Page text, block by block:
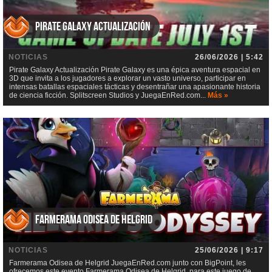
Pirate Galaxy Actualización
NOTICIAS
26/06/2026 | 5:42
Pirate Galaxy Actualización Pirate Galaxy es una épica aventura espacial en
3D que invita a los jugadores a explorar un vasto universo, participar en
intensas batallas espaciales tácticas y desentrañar una apasionante historia
de ciencia ficción. Splitscreen Studios y JuegaEnRed.com... Más »
Farmerama Odisea de Helgrid
NOTICIAS
25/06/2026 | 9:17
Farmerama Odisea de Helgrid JuegaEnRed.com junto con BigPoint, les